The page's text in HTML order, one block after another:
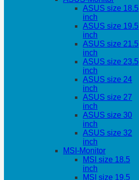
ASUS size 18.5
inch
ASUS size 19.5
inch
ASUS size 21.5
inch
ASUS size 23.5
inch
ASUS size 24
inch
ASUS size 27
inch
ASUS size 30
inch
ASUS size 32
inch
MSI-Monitor
MSI size 18.5
inch
MSI size 19.5